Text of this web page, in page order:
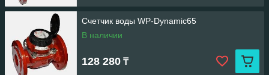
Счетчик воды WP-Dynamic65
В наличии
128 280 ₸